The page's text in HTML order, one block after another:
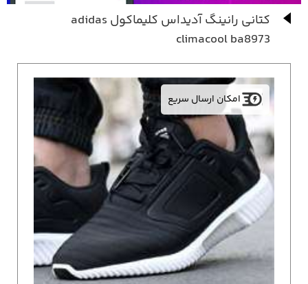
کتانی رانینگ آدیداس کلیماکول adidas
climacool ba8973
امکان ارسال سریع